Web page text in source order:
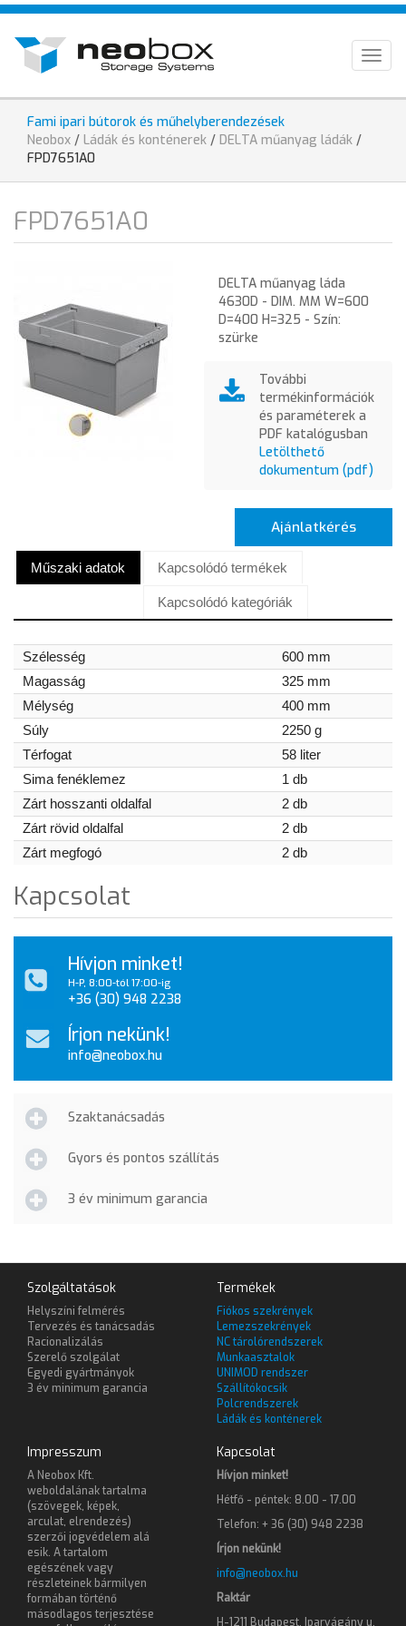
Ugrás
tartalomra
EN
Fami ipari bútorok és műhelyberendezések
Jelenlegi
hely
Neobox / Ládák és konténerek / DELTA műanyag ládák /
FPD7651A0
FPD7651A0
DELTA műanyag láda
4630D - DIM. MM W=600
D=400 H=325 - Szín:
szürke
További
termékinformációk
és paraméterek a
PDF katalógusban
Letölthető
dokumentum (pdf)
Ajánlatkérés
Műszaki adatok Kapcsolódó termékek
Kapcsolódó kategóriák
Szélesség
600 mm
Magasság
325 mm
Mélység
400 mm
Súly
2250 g
Térfogat
58 liter
Sima fenéklemez
1 db
Zárt hosszanti oldalfal
2 db
Zárt rövid oldalfal
2 db
Zárt megfogó
2 db
Kapcsolat
Hívjon minket!
H-P, 8:00-tól 17:00-ig
+36 (30) 948 2238
Írjon nekünk!
info@neobox.hu
Szaktanácsadás
Gyors és pontos szállítás
3 év minimum garancia
Szolgáltatások
Helyszíni felmérés
Tervezés és tanácsadás
Racionalizálás
Szerelő szolgálat
Egyedi gyártmányok
3 év minimum garancia
Termékek
Fiókos szekrények
Lemezszekrények
NC tárolórendszerek
Munkaasztalok
UNIMOD rendszer
Szállítókocsik
Polcrendszerek
Ládák és konténerek
Impresszum
A Neobox Kft.
weboldalának tartalma
(szövegek, képek,
arculat, elrendezés)
szerzői jogvédelem alá
esik. A tartalom
egészének vagy
részleteinek bármilyen
formában történő
másodlagos terjesztése
Kapcsolat
Hívjon minket!
Hétfő - péntek: 8.00 - 17.00
Telefon: + 36 (30) 948 2238
Írjon nekünk!
info@neobox.hu
Raktár
H-1211 Budapest, Iparvágány u.